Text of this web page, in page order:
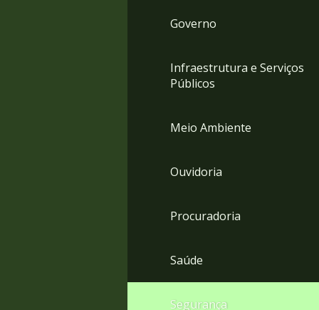
Governo
Infraestrutura e Serviços
Públicos
Meio Ambiente
Ouvidoria
Procuradoria
Saúde
Segurança